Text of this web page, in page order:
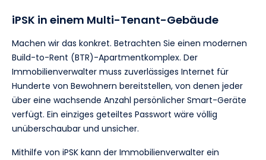
iPSK in einem Multi-Tenant-Gebäude
Machen wir das konkret. Betrachten Sie einen modernen
Build-to-Rent (BTR)-Apartmentkomplex. Der
Immobilienverwalter muss zuverlässiges Internet für
Hunderte von Bewohnern bereitstellen, von denen jeder
über eine wachsende Anzahl persönlicher Smart-Geräte
verfügt. Ein einziges geteiltes Passwort wäre völlig
unüberschaubar und unsicher.
Mithilfe von iPSK kann der Immobilienverwalter ein